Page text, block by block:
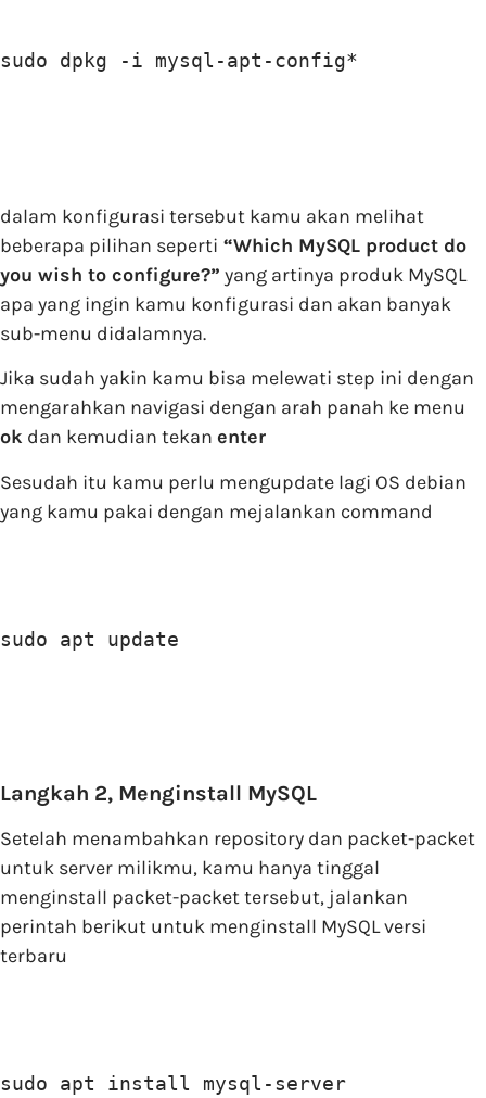
sudo dpkg -i mysql-apt-config*
dalam konfigurasi tersebut kamu akan melihat
beberapa pilihan seperti “Which MySQL product do
you wish to configure?” yang artinya produk MySQL
apa yang ingin kamu konfigurasi dan akan banyak
sub-menu didalamnya.
Jika sudah yakin kamu bisa melewati step ini dengan
mengarahkan navigasi dengan arah panah ke menu
ok dan kemudian tekan enter
Sesudah itu kamu perlu mengupdate lagi OS debian
yang kamu pakai dengan mejalankan command
sudo apt update
Langkah 2, Menginstall MySQL
Setelah menambahkan repository dan packet-packet
untuk server milikmu, kamu hanya tinggal
menginstall packet-packet tersebut, jalankan
perintah berikut untuk menginstall MySQL versi
terbaru
sudo apt install mysql-server